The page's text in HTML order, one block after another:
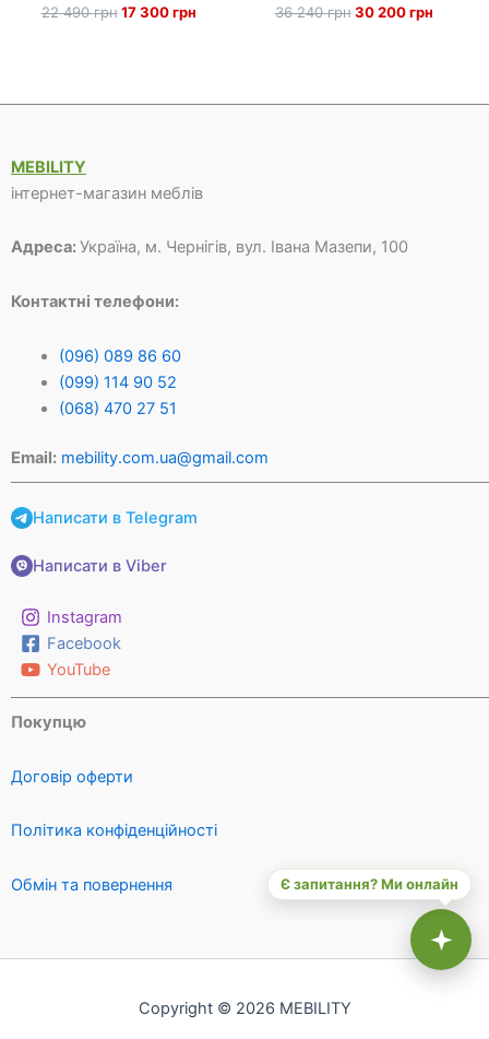
22 490грн Оригінальна
17 300грнПоточна
36 240грн Оригінальна
30 200грн
MEBILITY
інтернет-магазин меблів
Адреса:Україна, м. Чернігів, вул. Івана Мазепи, 100
Контактні телефони:
(096) 089 86 60
(099) 114 90 52
(068) 470 27 51
Email: mebility.com.ua@gmail.com
Написати в Telegram
Написати в Viber
Instagram
Facebook
YouTube
Покупцю
Договір оферти
Політика конфіденційності
Обмін та повернення
Copyright © 2026 MEBILITY
Є запитання? Ми онлайн